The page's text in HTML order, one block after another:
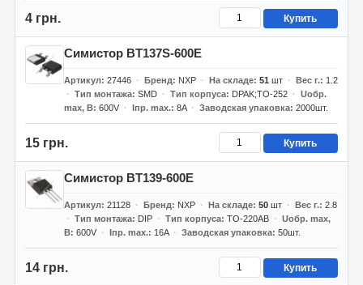
4 грн. Купить
Симистор BT137S-600E
Артикул 27446 Бренд NXP На складе 51 шт Вес г.
1.2
Тип монтажа SMD Тип корпуса DPAK;TO-252
Uобр.
max, В 600V Iпр. max. 8A Заводская упаковка 2000шт.
15 грн. Купить
Симистор BT139-600E
Артикул 21128 Бренд NXP На складе 50шт Вес г. 2.8
Тип монтажа
DIP Тип корпуса TO-220AB
Uобр. max,
В 600V Iпр. max. 16A Заводская упаковка 50шт.
14 грн. Купить